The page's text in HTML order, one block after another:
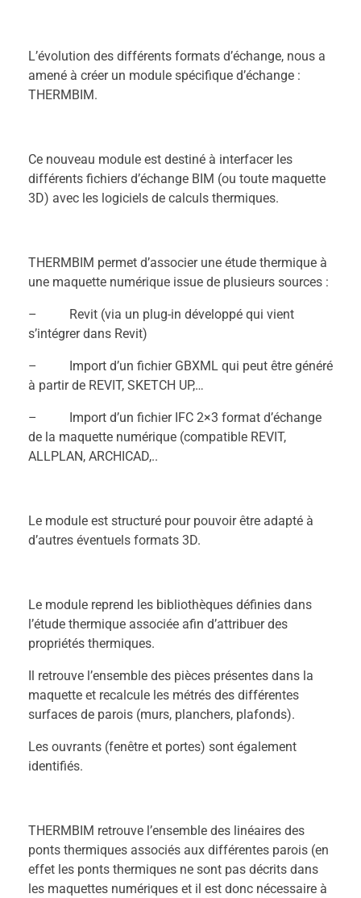
L’évolution des différents formats d’échange, nous a
amené à créer un module spécifique d’échange :
THERMBIM.
Ce nouveau module est destiné à interfacer les
différents fichiers d’échange BIM (ou toute maquette
3D) avec les logiciels de calculs thermiques.
THERMBIM permet d’associer une étude thermique à
une maquette numérique issue de plusieurs sources :
– Revit (via un plug-in développé qui vient
s’intégrer dans Revit)
– Import d’un fichier GBXML qui peut être généré
à partir de REVIT, SKETCH UP,…
– Import d’un fichier IFC 2×3 format d’échange
de la maquette numérique (compatible REVIT,
ALLPLAN, ARCHICAD,..
Le module est structuré pour pouvoir être adapté à
d’autres éventuels formats 3D.
Le module reprend les bibliothèques définies dans
l’étude thermique associée afin d’attribuer des
propriétés thermiques.
Il retrouve l’ensemble des pièces présentes dans la
maquette et recalcule les métrés des différentes
surfaces de parois (murs, planchers, plafonds).
Les ouvrants (fenêtre et portes) sont également
identifiés.
THERMBIM retrouve l’ensemble des linéaires des
ponts thermiques associés aux différentes parois (en
effet les ponts thermiques ne sont pas décrits dans
les maquettes numériques et il est donc nécessaire à